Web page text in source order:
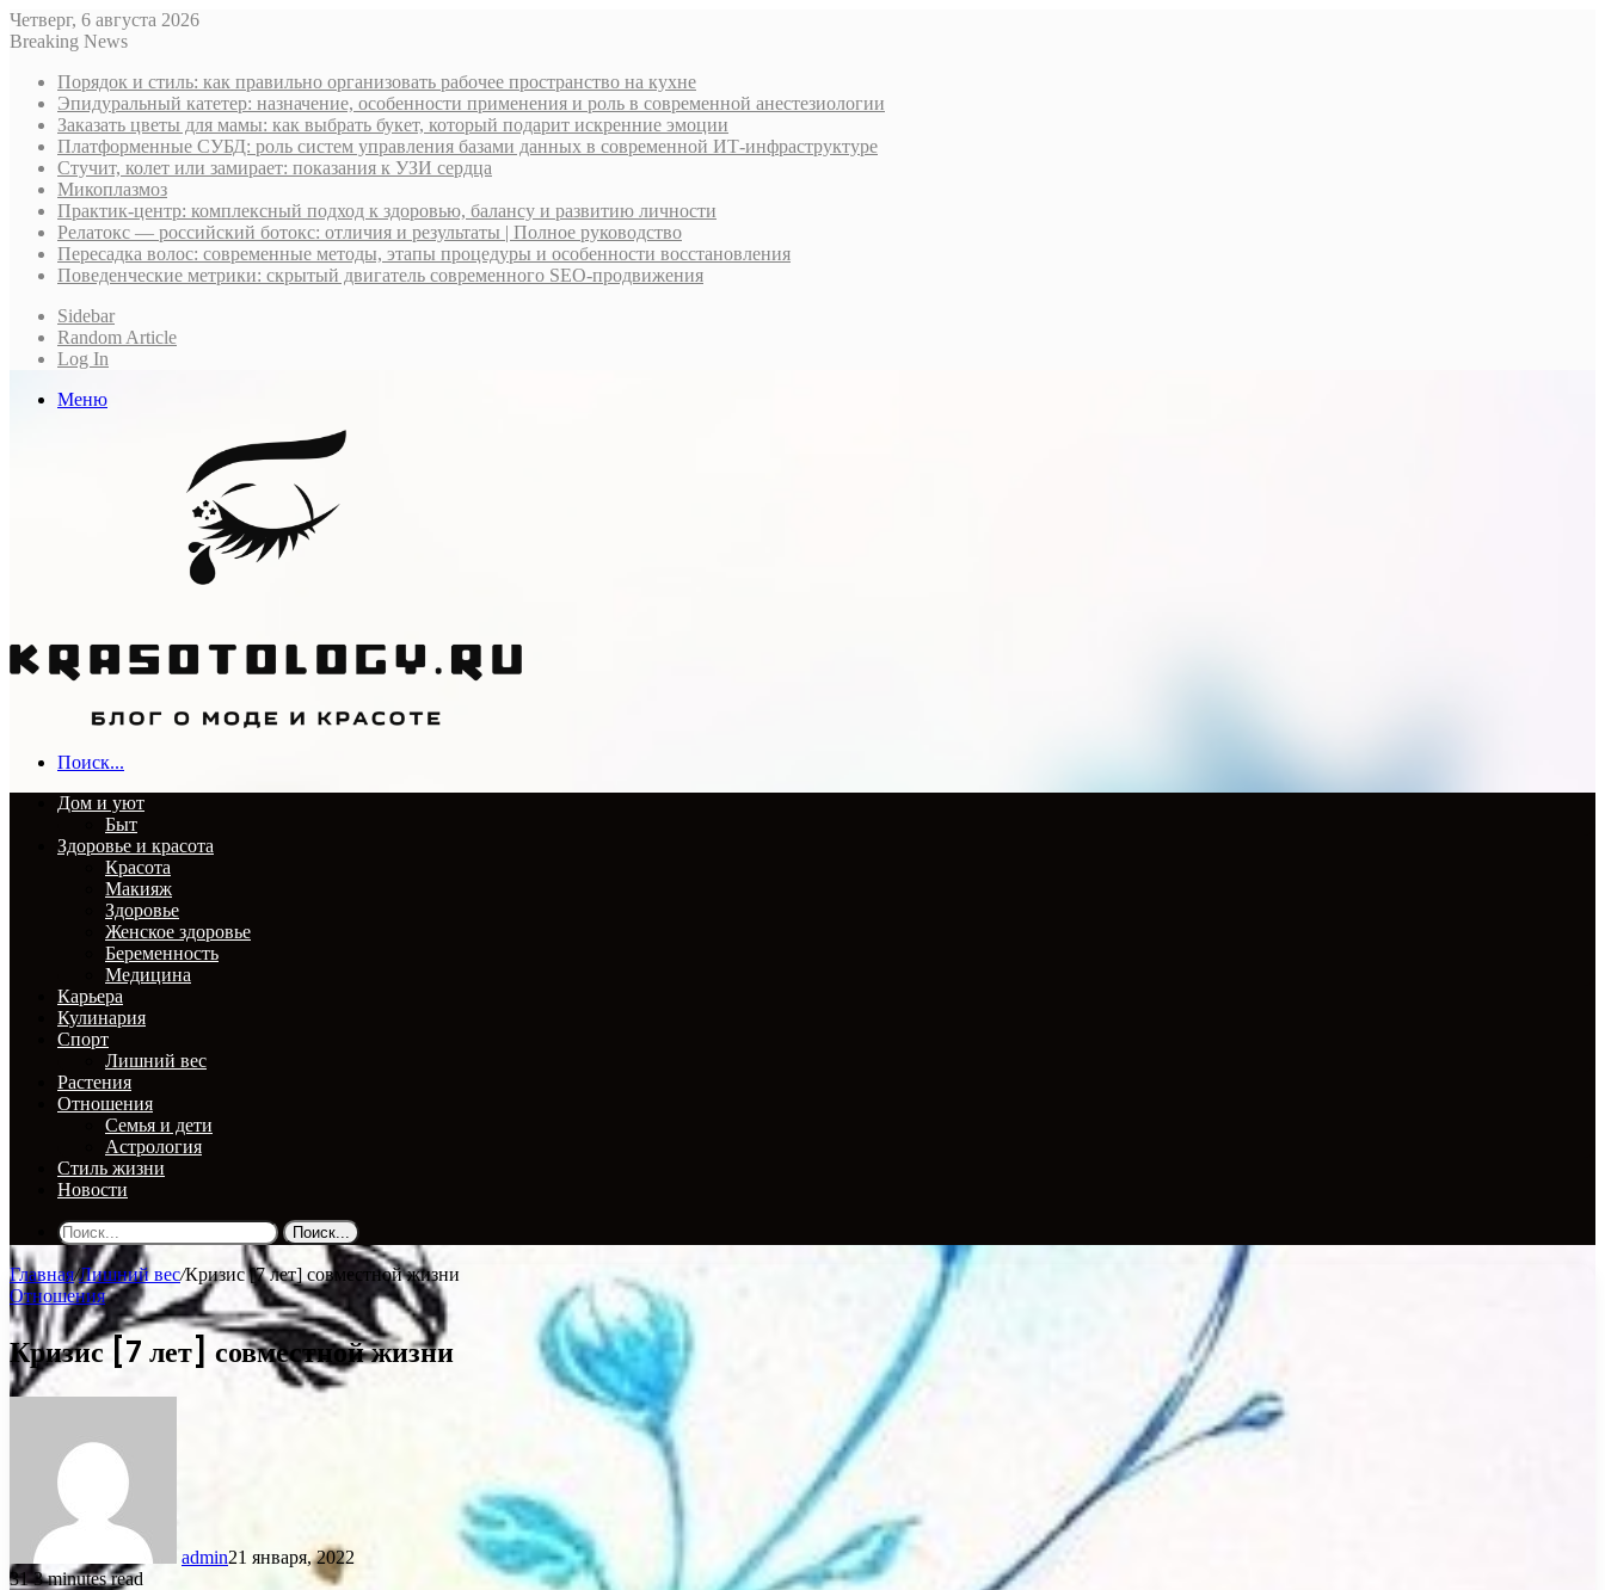
Четверг, 6 августа 2026
Breaking News
Порядок и стиль: как правильно организовать рабочее пространство на кухне
Эпидуральный катетер: назначение, особенности применения и роль в современной анестезиологии
Заказать цветы для мамы: как выбрать букет, который подарит искренние эмоции
Платформенные СУБД: роль систем управления базами данных в современной ИТ-инфраструктуре
Стучит, колет или замирает: показания к УЗИ сердца
Микоплазмоз
Практик-центр: комплексный подход к здоровью, балансу и развитию личности
Релатокс — российский ботокс: отличия и результаты | Полное руководство
Пересадка волос: современные методы, этапы процедуры и особенности восстановления
Поведенческие метрики: скрытый двигатель современного SEO-продвижения
Sidebar
Random Article
Log In
Меню
Поиск...
Дом и уют
Быт
Здоровье и красота
Красота
Макияж
Здоровье
Женское здоровье
Беременность
Медицина
Карьера
Кулинария
Спорт
Лишний вес
Растения
Отношения
Семья и дети
Астрология
Стиль жизни
Новости
Поиск...
Главная/Лишний вес/Кризис [7 лет] совместной жизни
Отношения
Кризис [7 лет] совместной жизни
admin21 января, 2022
313 minutes read